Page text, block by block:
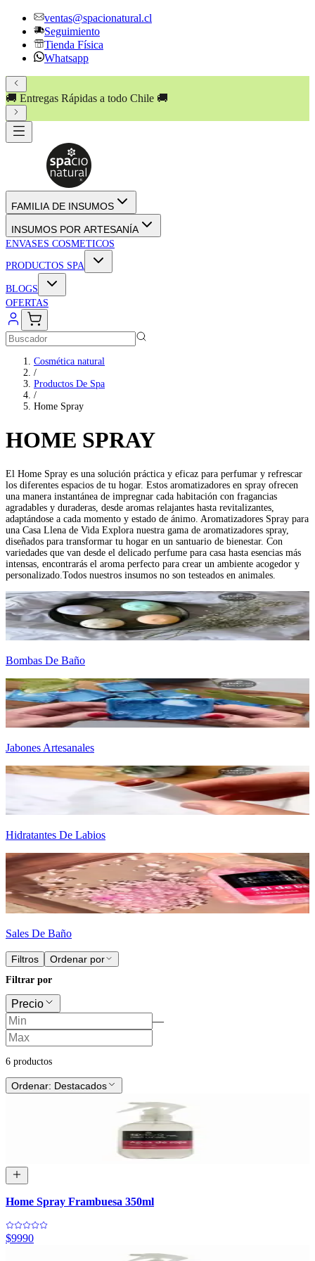
ventas@spacionatural.cl
Seguimiento
Tienda Física
Whatsapp
🚚 Entregas Rápidas a todo Chile 🚚
FAMILIA DE INSUMOS
INSUMOS POR ARTESANÍA
ENVASES COSMETICOS
PRODUCTOS SPA
BLOGS
OFERTAS
Cosmética natural
/
Productos De Spa
/
Home Spray
HOME SPRAY
El Home Spray es una solución práctica y eficaz para perfumar y refrescar
los diferentes espacios de tu hogar. Estos aromatizadores en spray ofrecen
una manera instantánea de impregnar cada habitación con fragancias
agradables y duraderas, desde aromas relajantes hasta revitalizantes,
adaptándose a cada momento y estado de ánimo. Aromatizadores Spray para
una Casa Llena de Vida Explora nuestra gama de aromatizadores spray,
diseñados para transformar tu hogar en un santuario de bienestar. Con
variedades que van desde el delicado perfume para casa hasta esencias más
intensas, encontrarás el aroma perfecto para crear un ambiente acogedor y
personalizado.Todos nuestros insumos no son testeados en animales.
Bombas De Baño
Jabones Artesanales
Hidratantes De Labios
Sales De Baño
Filtros Ordenar por
Filtrar por
Precio
—
6 productos
Ordenar: Destacados
Home Spray Frambuesa 350ml
$9990